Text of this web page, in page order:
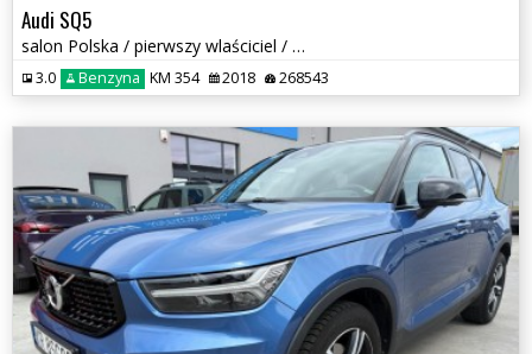
Audi SQ5
salon Polska / pierwszy wlaściciel / wszystkie serwisy w ASO /
3.0 Benzyna KM 354 2018 268543